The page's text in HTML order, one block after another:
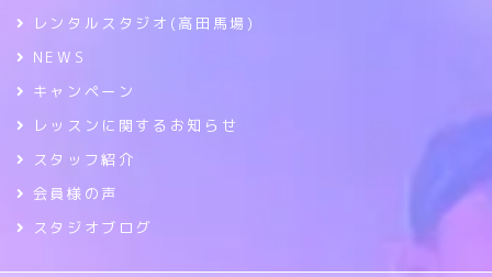
レンタルスタジオ(高田馬場)
NEWS
キャンペーン
レッスンに関するお知らせ
スタッフ紹介
会員様の声
スタジオブログ